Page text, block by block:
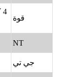
قوة
NT
جي تي